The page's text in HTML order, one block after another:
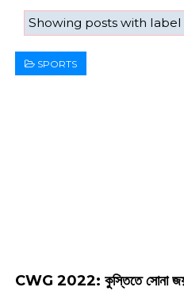
Showing posts with label
SPORTS
CWG 2022: কুস্তিতে সোনা জয়